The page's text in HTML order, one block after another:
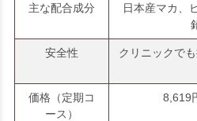
主な配合成分
日本産マカ、
安全性
クリニックで
価格（定期コ
ース）
8,619